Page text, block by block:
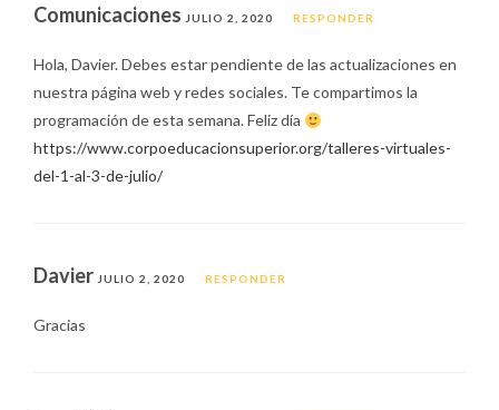
Comunicaciones JULIO 2, 2020 RESPONDER
Hola, Davier. Debes estar pendiente de las actualizaciones en
nuestra página web y redes sociales. Te compartimos la
programación de esta semana. Feliz día
https://www.corpoeducacionsuperior.org/talleres-virtuales-
del-1-al-3-de-julio/
Davier JULIO 2, 2020 RESPONDER
Gracias